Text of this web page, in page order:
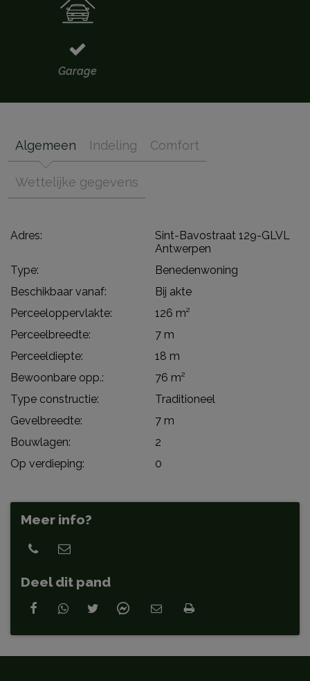
Garage
Algemeen Indeling Comfort
Wettelijke gegevens
Adres:
Sint-Bavostraat 129-GLVL
Antwerpen
Type:
Benedenwoning
Beschikbaar vanaf:
Bij akte
Perceeloppervlakte:
126 m²
Perceelbreedte:
7 m
Perceeldiepte:
18 m
Bewoonbare opp.:
76 m²
Type constructie:
Traditioneel
Gevelbreedte:
7 m
Bouwlagen:
2
Op verdieping:
0
Meer info?
Deel dit pand